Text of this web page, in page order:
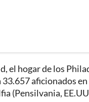
el hogar de los
aficionados
(Pensilvania,